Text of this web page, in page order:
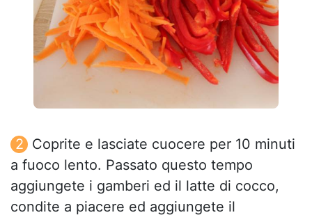
Coprite e lasciate cuocere per 10 minuti
a fuoco lento. Passato questo tempo
aggiungete i gamberi ed il latte di cocco,
condite a piacere ed aggiungete il